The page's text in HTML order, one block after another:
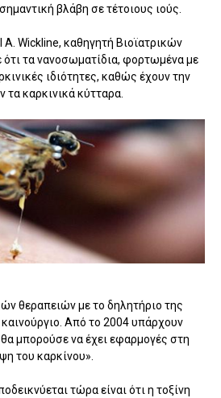
βλάβη σε τέτοιους ιούς.
Wickline, καθηγητή Βιοϊατρικών
τα νανοσωματίδια, φορτωμένα με
ιδιότητες, καθώς έχουν την
τα καρκινικά κύτταρα.
θεραπειών με το δηλητήριο της
καινούργιο. Από το 2004 υπάρχουν
μπορούσε να έχει εφαρμογές στη
του καρκίνου».
τώρα είναι ότι η τοξίνη